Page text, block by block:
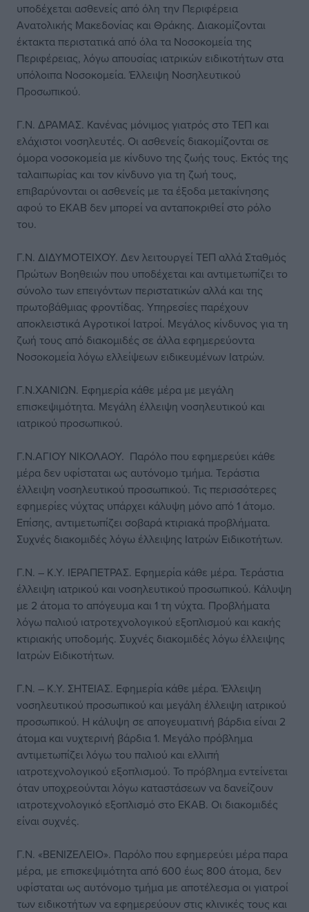
υποδέχεται ασθενείς από όλη την Περιφέρεια
Ανατολικής Μακεδονίας και Θράκης. Διακομίζονται
έκτακτα περιστατικά από όλα τα Νοσοκομεία της
Περιφέρειας, λόγω απουσίας ιατρικών ειδικοτήτων στα
υπόλοιπα Νοσοκομεία. Έλλειψη Νοσηλευτικού
Προσωπικού.
Γ.Ν. ΔΡΑΜΑΣ. Κανένας μόνιμος γιατρός στο ΤΕΠ και
ελάχιστοι νοσηλευτές. Οι ασθενείς διακομίζονται σε
όμορα νοσοκομεία με κίνδυνο της ζωής τους. Εκτός της
ταλαιπωρίας και τον κίνδυνο για τη ζωή τους,
επιβαρύνονται οι ασθενείς με τα έξοδα μετακίνησης
αφού το ΕΚΑΒ δεν μπορεί να ανταποκριθεί στο ρόλο
του.
Γ.Ν. ΔΙΔΥΜΟΤΕΙΧΟΥ. Δεν λειτουργεί ΤΕΠ αλλά Σταθμός
Πρώτων Βοηθειών που υποδέχεται και αντιμετωπίζει το
σύνολο των επειγόντων περιστατικών αλλά και της
πρωτοβάθμιας φροντίδας. Υπηρεσίες παρέχουν
αποκλειστικά Αγροτικοί Ιατροί. Μεγάλος κίνδυνος για τη
ζωή τους από διακομιδές σε άλλα εφημερεύοντα
Νοσοκομεία λόγω ελλείψεων ειδικευμένων Ιατρών.
Γ.Ν.ΧΑΝΙΩΝ. Εφημερία κάθε μέρα με μεγάλη
επισκεψιμότητα. Μεγάλη έλλειψη νοσηλευτικού και
ιατρικού προσωπικού.
Γ.Ν.ΑΓΙΟΥ ΝΙΚΟΛΑΟΥ. Παρόλο που εφημερεύει κάθε
μέρα δεν υφίσταται ως αυτόνομο τμήμα. Τεράστια
έλλειψη νοσηλευτικού προσωπικού. Τις περισσότερες
εφημερίες νύχτας υπάρχει κάλυψη μόνο από 1 άτομο.
Επίσης, αντιμετωπίζει σοβαρά κτιριακά προβλήματα.
Συχνές διακομιδές λόγω έλλειψης Ιατρών Ειδικοτήτων.
Γ.Ν. – Κ.Υ. ΙΕΡΑΠΕΤΡΑΣ. Εφημερία κάθε μέρα. Τεράστια
έλλειψη ιατρικού και νοσηλευτικού προσωπικού. Κάλυψη
με 2 άτομα το απόγευμα και 1 τη νύχτα. Προβλήματα
λόγω παλιού ιατροτεχνολογικού εξοπλισμού και κακής
κτιριακής υποδομής. Συχνές διακομιδές λόγω έλλειψης
Ιατρών Ειδικοτήτων.
Γ.Ν. – Κ.Υ. ΣΗΤΕΙΑΣ. Εφημερία κάθε μέρα. Έλλειψη
νοσηλευτικού προσωπικού και μεγάλη έλλειψη ιατρικού
προσωπικού. Η κάλυψη σε απογευματινή βάρδια είναι 2
άτομα και νυχτερινή βάρδια 1. Μεγάλο πρόβλημα
αντιμετωπίζει λόγω του παλιού και ελλιπή
ιατροτεχνολογικού εξοπλισμού. Το πρόβλημα εντείνεται
όταν υποχρεούνται λόγω καταστάσεων να δανείζουν
ιατροτεχνολογικό εξοπλισμό στο ΕΚΑΒ. Οι διακομιδές
είναι συχνές.
Γ.Ν. «ΒΕΝΙΖΕΛΕΙΟ». Παρόλο που εφημερεύει μέρα παρα
μέρα, με επισκεψιμότητα από 600 έως 800 άτομα, δεν
υφίσταται ως αυτόνομο τμήμα με αποτέλεσμα οι γιατροί
των ειδικοτήτων να εφημερεύουν στις κλινικές τους και